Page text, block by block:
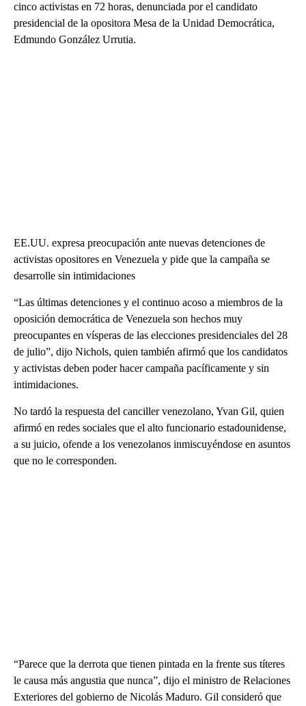
cinco activistas en 72 horas, denunciada por el candidato
presidencial de la opositora Mesa de la Unidad Democrática,
Edmundo González Urrutia.
EE.UU. expresa preocupación ante nuevas detenciones de
activistas opositores en Venezuela y pide que la campaña se
desarrolle sin intimidaciones
“Las últimas detenciones y el continuo acoso a miembros de la
oposición democrática de Venezuela son hechos muy
preocupantes en vísperas de las elecciones presidenciales del 28
de julio”, dijo Nichols, quien también afirmó que los candidatos
y activistas deben poder hacer campaña pacíficamente y sin
intimidaciones.
No tardó la respuesta del canciller venezolano, Yvan Gil, quien
afirmó en redes sociales que el alto funcionario estadounidense,
a su juicio, ofende a los venezolanos inmiscuyéndose en asuntos
que no le corresponden.
“Parece que la derrota que tienen pintada en la frente sus títeres
le causa más angustia que nunca”, dijo el ministro de Relaciones
Exteriores del gobierno de Nicolás Maduro. Gil consideró que